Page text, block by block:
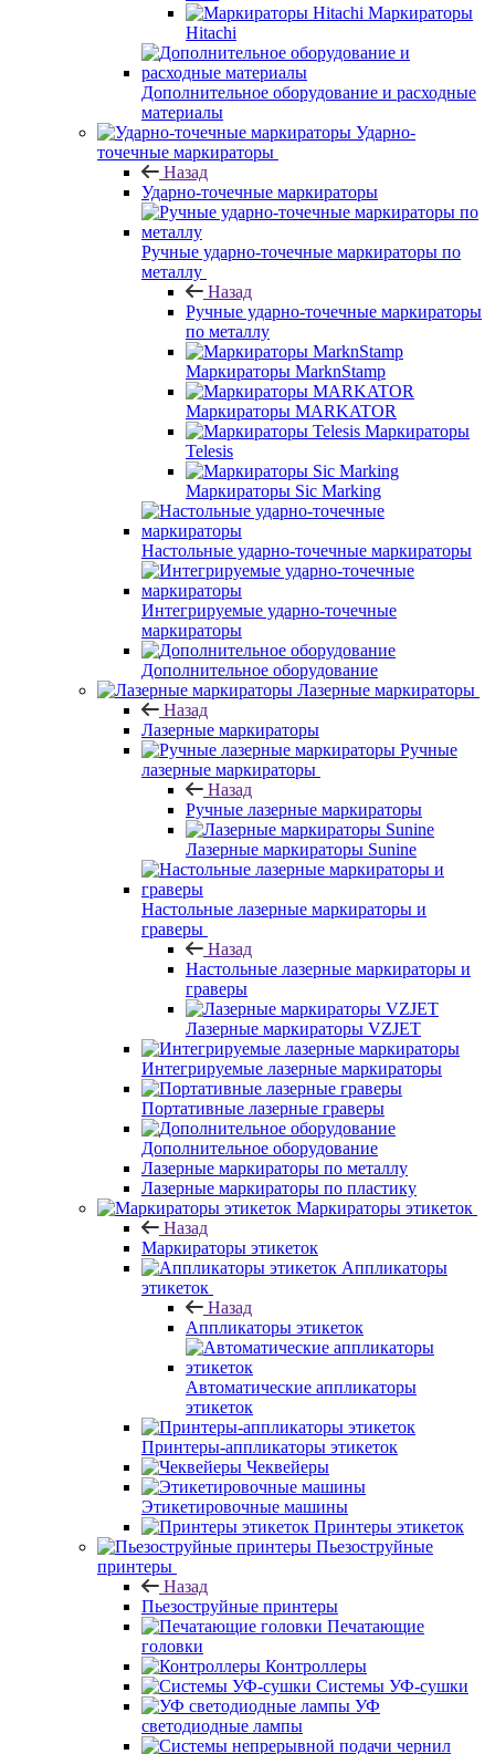
Маркираторы
Hitachi
Дополнительное оборудование и расходные
материалы
Ударно-
точечные маркираторы
Назад
Ударно-точечные маркираторы
Ручные ударно-точечные маркираторы по
металлу
Назад
Ручные ударно-точечные маркираторы
по металлу
Маркираторы MarknStamp
Маркираторы MARKATOR
Маркираторы
Telesis
Маркираторы Sic Marking
Настольные ударно-точечные маркираторы
Интегрируемые ударно-точечные
маркираторы
Дополнительное оборудование
Лазерные маркираторы
Назад
Лазерные маркираторы
Ручные
лазерные маркираторы
Назад
Ручные лазерные маркираторы
Лазерные маркираторы Sunine
Настольные лазерные маркираторы и
граверы
Назад
Настольные лазерные маркираторы и
граверы
Лазерные маркираторы VZJET
Интегрируемые лазерные маркираторы
Портативные лазерные граверы
Дополнительное оборудование
Лазерные маркираторы по металлу
Лазерные маркираторы по пластику
Маркираторы этикеток
Назад
Маркираторы этикеток
Аппликаторы
этикеток
Назад
Аппликаторы этикеток
Автоматические аппликаторы
этикеток
Принтеры-аппликаторы этикеток
Чеквейеры
Этикетировочные машины
Принтеры этикеток
Пьезоструйные
принтеры
Назад
Пьезоструйные принтеры
Печатающие
головки
Контроллеры
Системы УФ-сушки
УФ
светодиодные лампы